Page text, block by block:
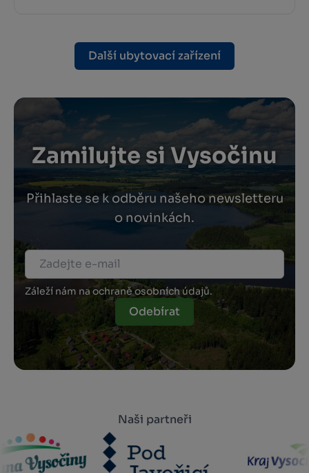
Další ubytovací zařízení
Zamilujte si Vysočinu
Přihlaste se k odběru našeho newsletteru
o novinkách.
Záleží nám na ochraně osobních údajů.
Odebírat
Naši partneři